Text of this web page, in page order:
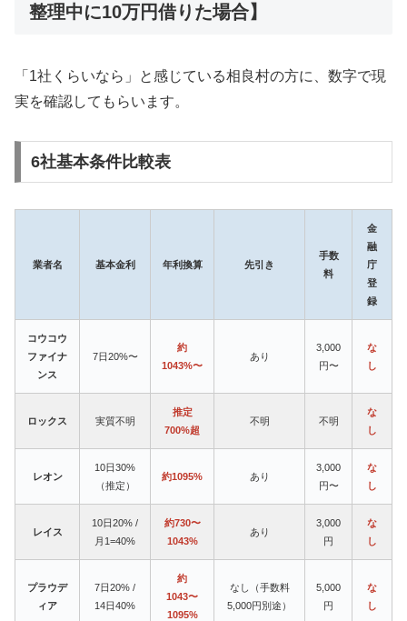
整理中に10万円借りた場合】
「1社くらいなら」と感じている相良村の方に、数字で現
実を確認してもらいます。
6社基本条件比較表
業者名 基本金利 年利換算 先引き
手数
料
金
融
庁
登
録
コウコウ
ファイナ
ンス
7日20%〜
約
1043%〜
あり
3,000
円〜
な
し
ロックス 実質不明
推定
700%超
不明 不明
な
し
レオン
10日30%
（推定）
約1095% あり
3,000
円〜
な
し
レイス
10日20% /
月1=40%
約730〜
1043%
あり
3,000
円
な
し
プラウデ
ィア
7日20% /
14日40%
約
1043〜
1095%
なし（手数料
5,000円別途）
5,000
円
な
し